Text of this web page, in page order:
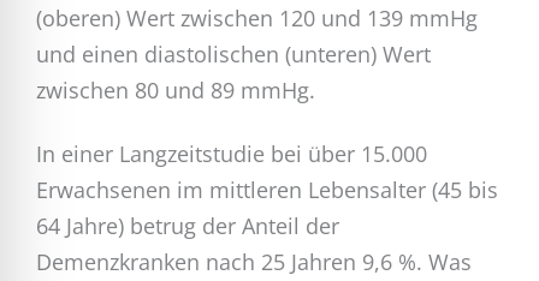
(oberen) Wert zwischen 120 und 139 mmHg
und einen diastolischen (unteren) Wert
zwischen 80 und 89 mmHg.
In einer Langzeitstudie bei über 15.000
Erwachsenen im mittleren Lebensalter (45 bis
64 Jahre) betrug der Anteil der
Demenzkranken nach 25 Jahren 9,6 %. Was